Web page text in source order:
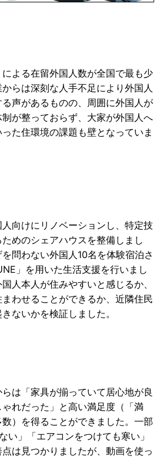
による在留外国人数が全国で最も少
らは深刻な人手不足により外国人
る声があるものの、 周囲に外国人が
が整っておらず、 大家が外国人へ
た住環境の課題も壁となっていま
向けにリノベーションし、 特定技
めのシェアハウスを整備しまし
問わない外国人10名を体験宿泊さ
」を用いた生活支援を行いまし
人本人が住みやすいと感じるか、
わせることができるか、 近隣住民
ないかを検証しました。
は「家具が揃っていて居心地が良
れだった」 と高い満足度（「満
） を得ることができました。一部
い」「エアコンをつけても寒い」
は見つかりましたが、 動画を使っ